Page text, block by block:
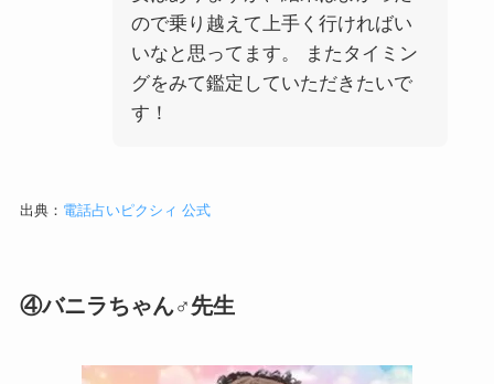
ので乗り越えて上手く行ければい
いなと思ってます。 またタイミン
グをみて鑑定していただきたいで
す！
出典： 電話占いピクシィ 公式
④バニラちゃん♂先生